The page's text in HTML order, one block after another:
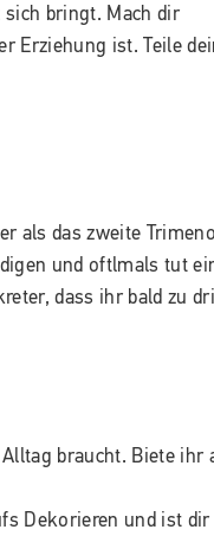
sich bringt. Mach dir
Erziehung ist. Teile
als das zweite
und oftlmals tut
dass ihr bald zu
braucht. Biete ihr
Dekorieren und ist dir